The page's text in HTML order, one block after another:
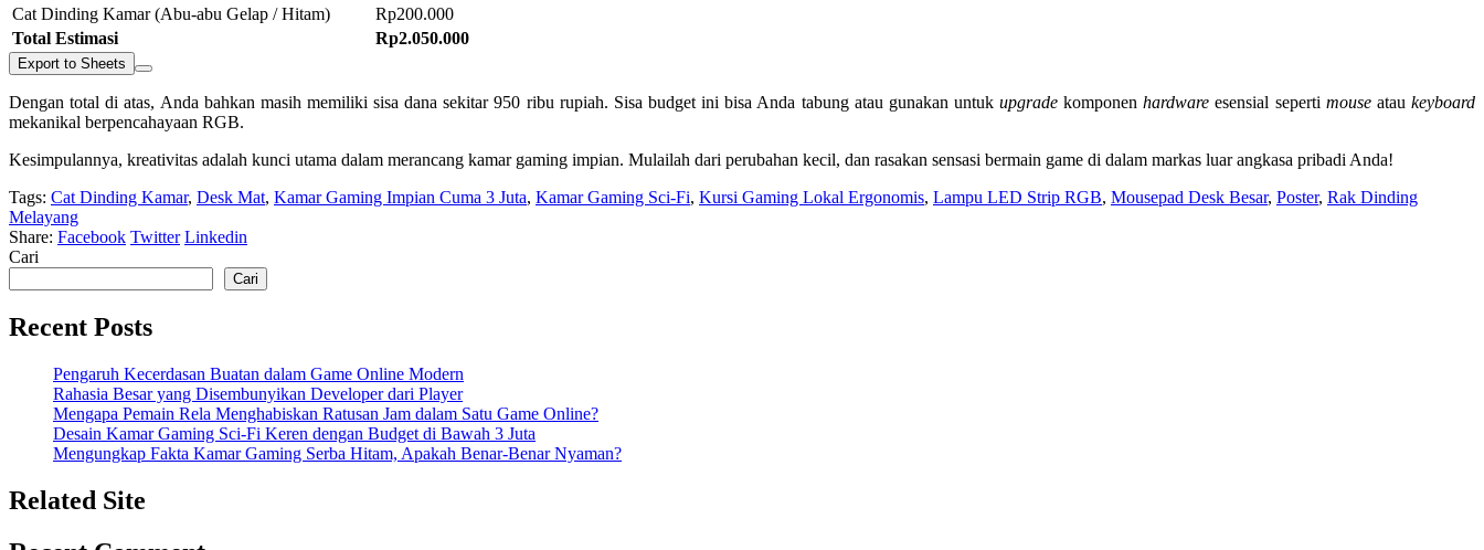
Cat Dinding Kamar (Abu-abu Gelap / Hitam)
Rp200.000
Total Estimasi
Rp2.050.000
Export to Sheets
Dengan total di atas, Anda bahkan masih memiliki sisa dana sekitar 950 ribu rupiah. Sisa budget ini bisa Anda tabung atau gunakan untukupgrade komponenhardware esensial seperti mouseataukeyboard
mekanikal berpencahayaan RGB.
Kesimpulannya, kreativitas adalah kunci utama dalam merancang kamar gaming impian. Mulailah dari perubahan kecil, dan rasakan sensasi bermain game di dalam markas luar angkasa pribadi Anda!
Tags: Cat Dinding Kamar, Desk Mat, Kamar Gaming Impian Cuma 3 Juta, Kamar Gaming Sci-Fi, Kursi Gaming Lokal Ergonomis, Lampu LED Strip RGB, Mousepad Desk Besar, Poster, Rak Dinding
Melayang
Share: Facebook Twitter Linkedin
Cari
Cari
Recent Posts
Pengaruh Kecerdasan Buatan dalam Game Online Modern
Rahasia Besar yang Disembunyikan Developer dari Player
Mengapa Pemain Rela Menghabiskan Ratusan Jam dalam Satu Game Online?
Desain Kamar Gaming Sci-Fi Keren dengan Budget di Bawah 3 Juta
Mengungkap Fakta Kamar Gaming Serba Hitam, Apakah Benar-Benar Nyaman?
Related Site